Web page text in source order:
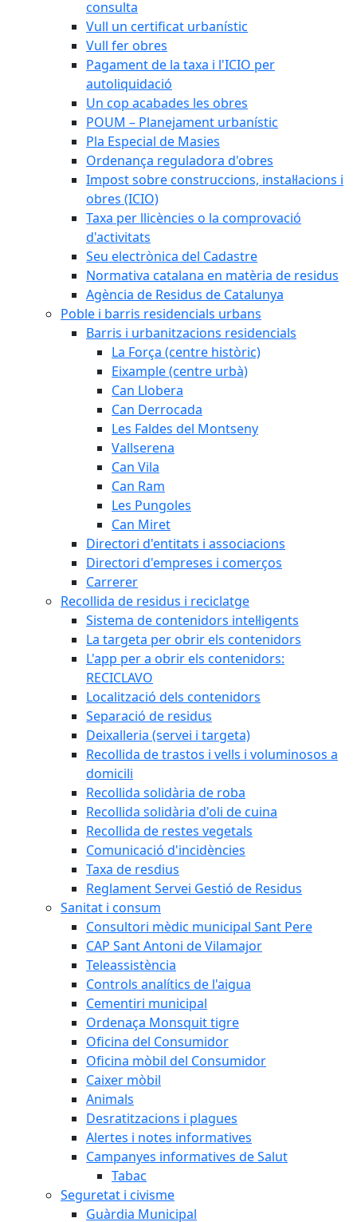
consulta
Vull un certificat urbanístic
Vull fer obres
Pagament de la taxa i l'ICIO per
autoliquidació
Un cop acabades les obres
POUM – Planejament urbanístic
Pla Especial de Masies
Ordenança reguladora d'obres
Impost sobre construccions, instal·lacions i
obres (ICIO)
Taxa per llicències o la comprovació
d'activitats
Seu electrònica del Cadastre
Normativa catalana en matèria de residus
Agència de Residus de Catalunya
Poble i barris residencials urbans
Barris i urbanitzacions residencials
La Força (centre històric)
Eixample (centre urbà)
Can Llobera
Can Derrocada
Les Faldes del Montseny
Vallserena
Can Vila
Can Ram
Les Pungoles
Can Miret
Directori d'entitats i associacions
Directori d'empreses i comerços
Carrerer
Recollida de residus i reciclatge
Sistema de contenidors intel·ligents
La targeta per obrir els contenidors
L'app per a obrir els contenidors:
RECICLAVO
Localització dels contenidors
Separació de residus
Deixalleria (servei i targeta)
Recollida de trastos i vells i voluminosos a
domicili
Recollida solidària de roba
Recollida solidària d'oli de cuina
Recollida de restes vegetals
Comunicació d'incidències
Taxa de resdius
Reglament Servei Gestió de Residus
Sanitat i consum
Consultori mèdic municipal Sant Pere
CAP Sant Antoni de Vilamajor
Teleassistència
Controls analítics de l'aigua
Cementiri municipal
Ordenaça Monsquit tigre
Oficina del Consumidor
Oficina mòbil del Consumidor
Caixer mòbil
Animals
Desratitzacions i plagues
Alertes i notes informatives
Campanyes informatives de Salut
Tabac
Seguretat i civisme
Guàrdia Municipal